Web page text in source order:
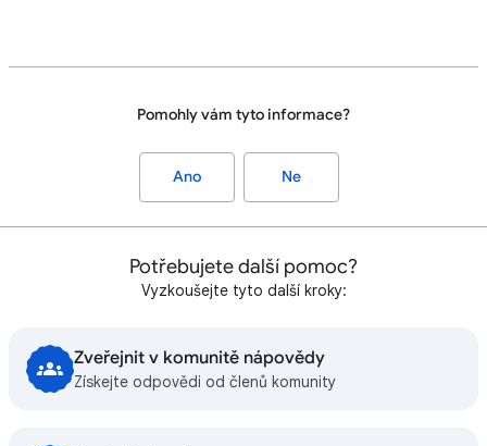
Pomohly vám tyto informace?
Ano Ne
Potřebujete další pomoc?
Vyzkoušejte tyto další kroky:
Zveřejnit v komunitě nápovědy
Získejte odpovědi od členů komunity